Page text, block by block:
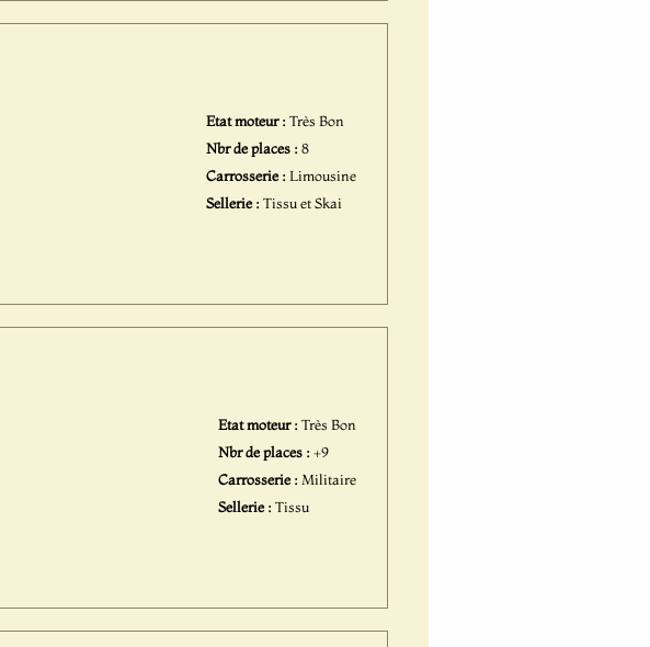
Etat moteur :Très Bon
Nbr de places :8
Carrosserie :Limousine
Sellerie :Tissu et Skai
Etat moteur :Très Bon
Nbr de places :+9
Carrosserie : Militaire
Sellerie :Tissu